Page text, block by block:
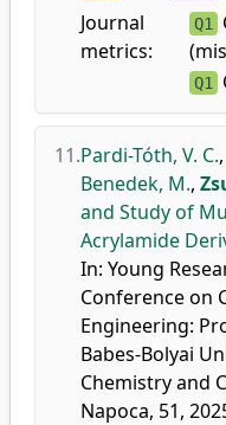
Journal
metrics:
Q1
Q1
11.Pardi-Tóth, V. C.,
Benedek, M.,
and Study of
Acrylamide
In: Young
Conference on
Engineering:
Babes-Bolyai
Chemistry and
Napoca, 51,